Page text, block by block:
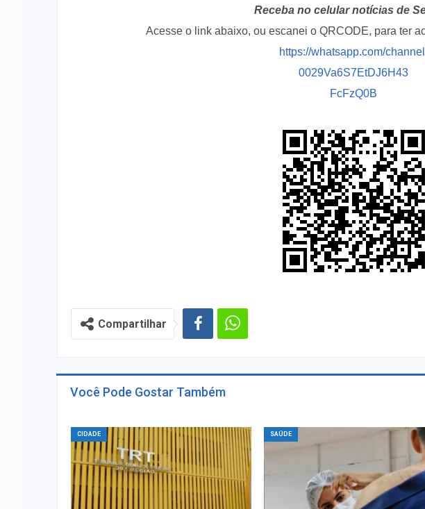
Receba no celular notícias de
Acesse o link abaixo, ou escanei o QRCODE, para ter
https://whatsapp.com/
0029Va6S7EtDJ6H43
FcFzQ0B
Compartilhar
Você Pode Gostar Também
CIDADE SAÚDE